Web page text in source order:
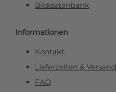
Bilddatenbank
Informationen
Kontakt
Lieferzeiten & Versand
FAQ